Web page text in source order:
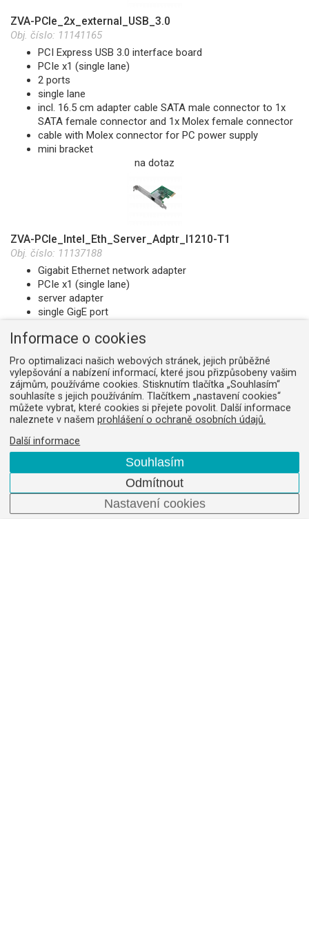
ZVA-PCIe_2x_external_USB_3.0
Obj. číslo: 11141165
PCI Express USB 3.0 interface board
PCIe x1 (single lane)
2 ports
single lane
incl. 16.5 cm adapter cable SATA male connector to 1x
SATA female connector and 1x Molex female connector
cable with Molex connector for PC power supply
mini bracket
na dotaz
ZVA-PCIe_Intel_Eth_Server_Adptr_I1210-T1
Obj. číslo: 11137188
Gigabit Ethernet network adapter
PCIe x1 (single lane)
server adapter
single GigE port
na dotaz
ZVA-PCIe-1672E-AE
Gigabit Ethernet interface board
Dual GigE port
Note: 4 lane PCI Express connector required
na dotaz
Informace o cookies
Pro optimalizaci našich webových stránek, jejich průběžné
vylepšování a nabízení informací, které jsou přizpůsobeny vašim
zájmům, používáme cookies. Stisknutím tlačítka „Souhlasím“
souhlasíte s jejich používáním. Tlačítkem „nastavení cookies“
můžete vybrat, které cookies si přejete povolit. Další informace
naleznete v našemprohlášení o ochraně osobních údajů.
Další informace
Souhlasím
Odmítnout
Nastavení cookies